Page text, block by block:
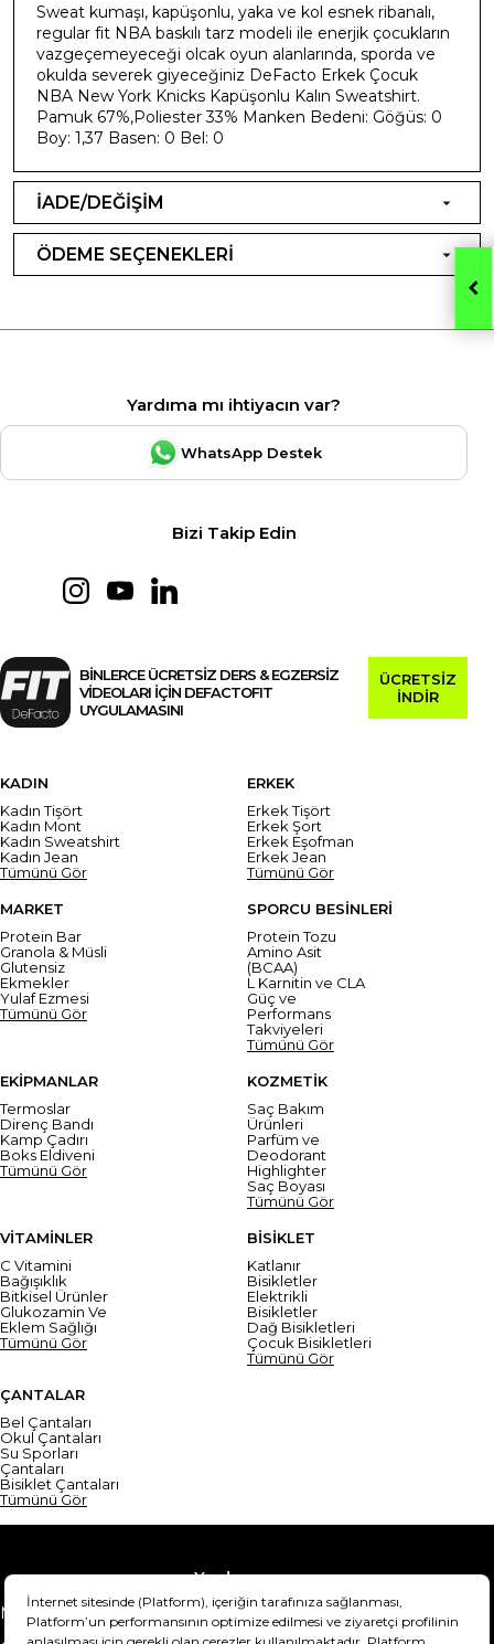
Sweat kumaşı, kapüşonlu, yaka ve kol esnek ribanalı,
regular fit NBA baskılı tarz modeli ile enerjik çocukların
vazgeçemeyeceği olcak oyun alanlarında, sporda ve
okulda severek giyeceğiniz DeFacto Erkek Çocuk
NBA New York Knicks Kapüşonlu Kalın Sweatshirt.
Pamuk 67%,Poliester 33% Manken Bedeni: Göğüs: 0
Boy: 1,37 Basen: 0 Bel: 0
İADE/DEĞİŞİM
ÖDEME SEÇENEKLERİ
Yardıma mı ihtiyacın var?
WhatsApp Destek
Bizi Takip Edin
BİNLERCE ÜCRETSİZ DERS & EGZERSİZ
VİDEOLARI İÇİN DEFACTOFIT
UYGULAMASINI
ÜCRETSİZ
İNDİR
KADIN
Kadın Tişört
Kadın Mont
Kadın Sweatshirt
Kadın Jean
Tümünü Gör
ERKEK
Erkek Tişört
Erkek Şort
Erkek Eşofman
Erkek Jean
Tümünü Gör
MARKET
Protein Bar
Granola & Müsli
Glutensiz
Ekmekler
Yulaf Ezmesi
Tümünü Gör
SPORCU BESİNLERİ
Protein Tozu
Amino Asit
(BCAA)
L Karnitin ve CLA
Güç ve
Performans
Takviyeleri
Tümünü Gör
EKİPMANLAR
Termoslar
Direnç Bandı
Kamp Çadırı
Boks Eldiveni
Tümünü Gör
KOZMETİK
Saç Bakım
Ürünleri
Parfüm ve
Deodorant
Highlighter
Saç Boyası
Tümünü Gör
VİTAMİNLER
C Vitamini
Bağışıklık
Bitkisel Ürünler
Glukozamin Ve
Eklem Sağlığı
Tümünü Gör
BİSİKLET
Katlanır
Bisikletler
Elektrikli
Bisikletler
Dağ Bisikletleri
Çocuk Bisikletleri
Tümünü Gör
ÇANTALAR
Bel Çantaları
Okul Çantaları
Su Sporları
Çantaları
Bisiklet Çantaları
Tümünü Gör
Yardım
Mesafeli Satış Sözleşmesi
Teslimat Bilgisi